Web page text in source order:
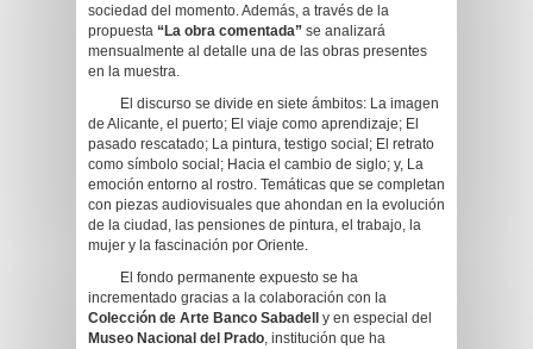
sociedad del momento. Además, a través de la
propuesta “La obra comentada” se analizará
mensualmente al detalle una de las obras presentes
en la muestra.
El discurso se divide en siete ámbitos: La imagen
de Alicante, el puerto; El viaje como aprendizaje; El
pasado rescatado; La pintura, testigo social; El retrato
como símbolo social; Hacia el cambio de siglo; y, La
emoción entorno al rostro. Temáticas que se completan
con piezas audiovisuales que ahondan en la evolución
de la ciudad, las pensiones de pintura, el trabajo, la
mujer y la fascinación por Oriente.
El fondo permanente expuesto se ha
incrementado gracias a la colaboración con la
Colección de Arte Banco Sabadell
y en especial del
Museo Nacional del Prado, institución que ha